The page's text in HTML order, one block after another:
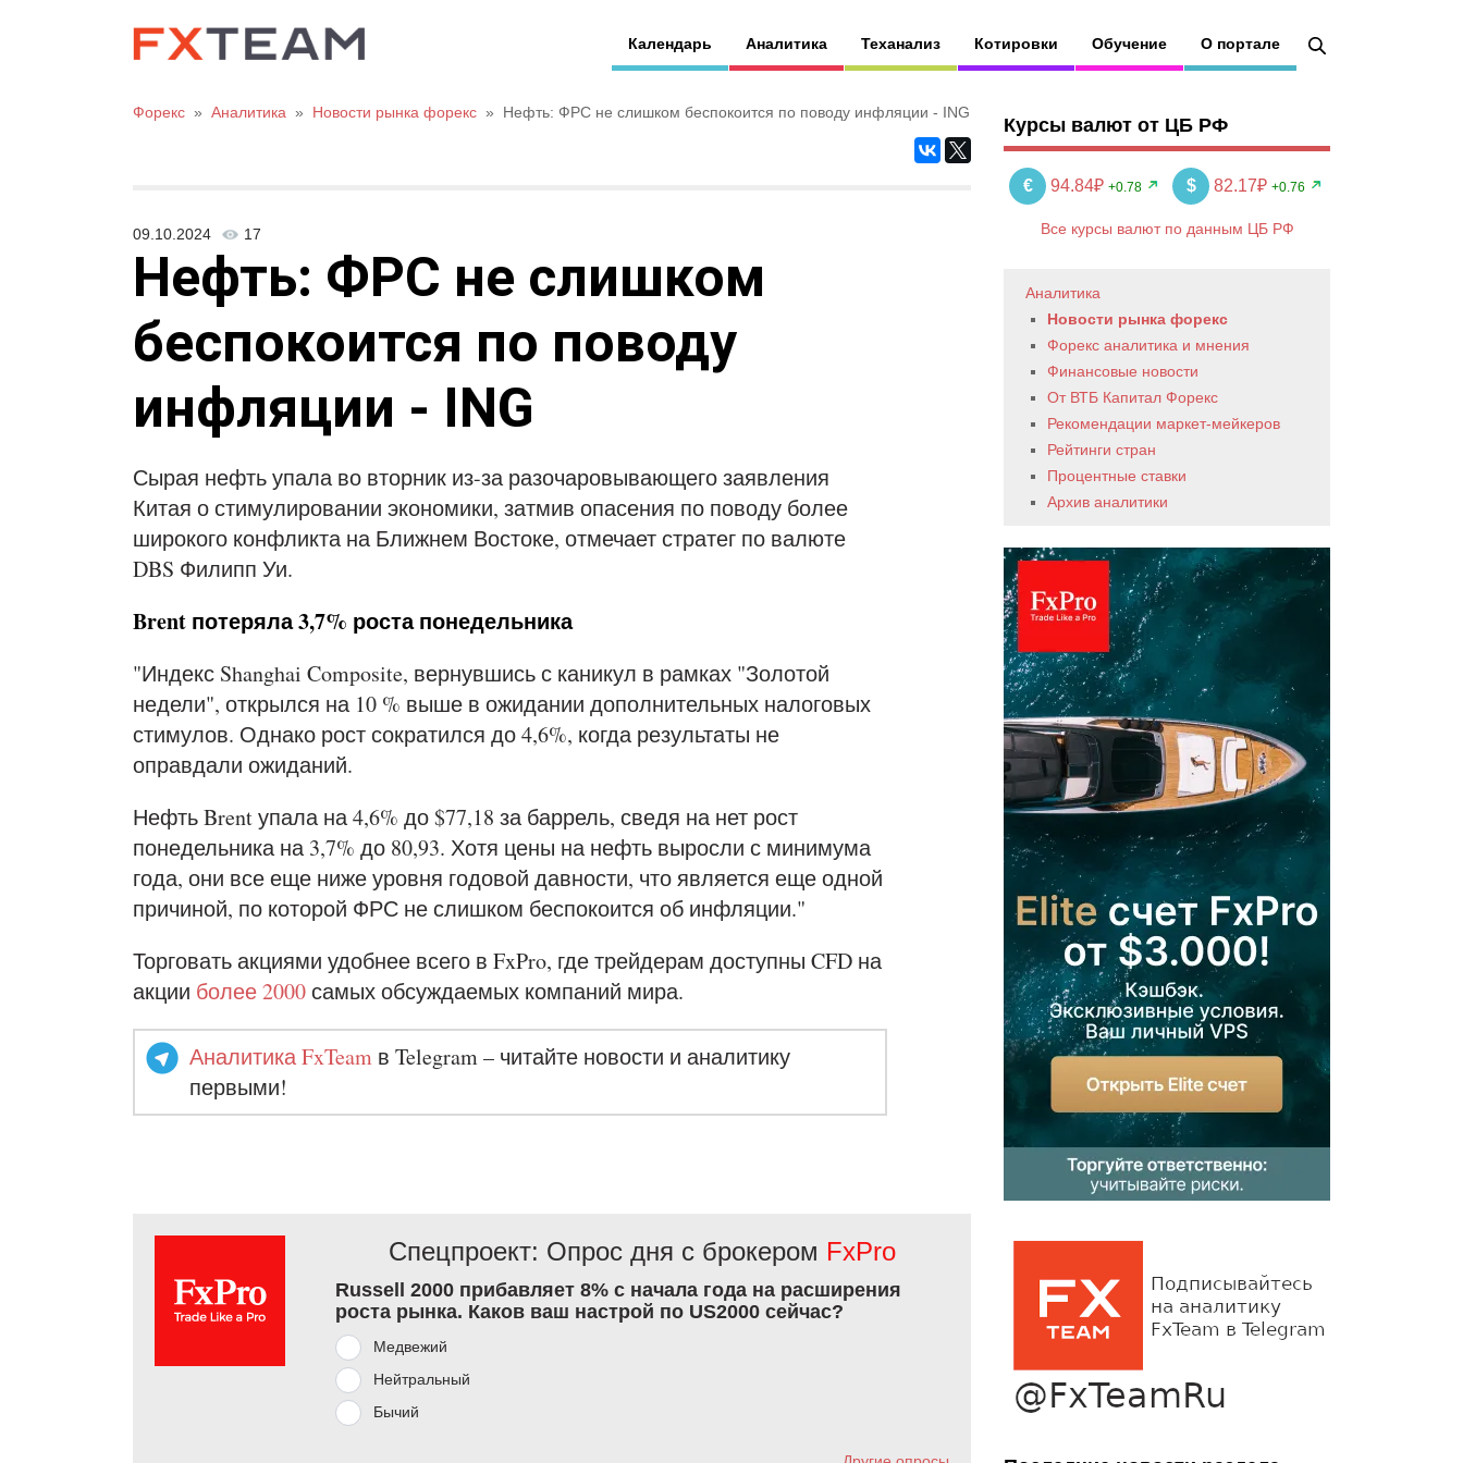
Календарь Аналитика Теханализ Котировки Обучение О портале
Форекс » Аналитика » Новости рынка форекс » Нефть: ФРС не слишком беспокоится по поводу инфляции - ING
09.10.2024 17
Нефть: ФРС не слишком
беспокоится по поводу
инфляции - ING
Сырая нефть упала во вторник из-за разочаровывающего заявления
Китая о стимулировании экономики, затмив опасения по поводу более
широкого конфликта на Ближнем Востоке, отмечает стратег по валюте
DBS Филипп Уи.
Brent потеряла 3,7% роста понедельника
"Индекс Shanghai Composite, вернувшись с каникул в рамках "Золотой
недели", открылся на 10 % выше в ожидании дополнительных налоговых
стимулов. Однако рост сократился до 4,6%, когда результаты не
оправдали ожиданий.
Нефть Brent упала на 4,6% до $77,18 за баррель, сведя на нет рост
понедельника на 3,7% до 80,93. Хотя цены на нефть выросли с минимума
года, они все еще ниже уровня годовой давности, что является еще одной
причиной, по которой ФРС не слишком беспокоится об инфляции."
Торговать акциями удобнее всего в FxPro, где трейдерам доступны CFD на
акции более 2000самых обсуждаемых компаний мира.
Аналитика FxTeam в Telegram – читайте новости и аналитику
первыми!
Спецпроект: Опрос дня с брокером FxPro
Russell 2000 прибавляет 8% с начала года на расширения
роста рынка. Каков ваш настрой по US2000 сейчас?
Медвежий
Нейтральный
Бычий
Курсы валют от ЦБ РФ
€ 94.84₽ +0.78 $ 82.17₽ +0.76
Все курсы валют по данным ЦБ РФ
Аналитика
Новости рынка форекс
Форекс аналитика и мнения
Финансовые новости
От ВТБ Капитал Форекс
Рекомендации маркет-мейкеров
Рейтинги стран
Процентные ставки
Архив аналитики